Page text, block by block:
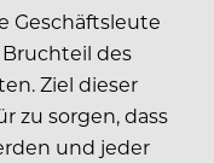
Geschäftsleute
des
Ziel dieser
zu sorgen, dass
und jeder